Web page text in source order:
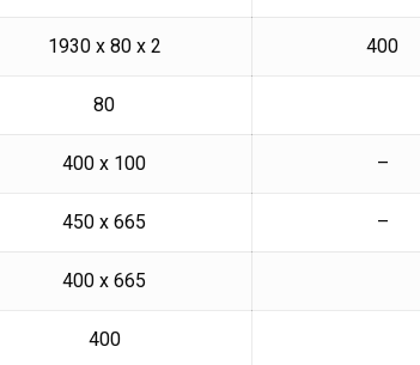
1930 x 80 x 2 400
80
400 x 100 –
450 x 665 –
400 x 665
400